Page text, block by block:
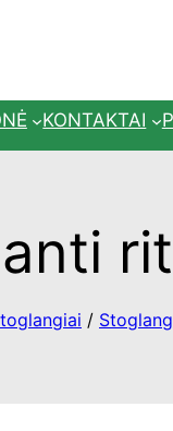
KONTAKTAI
/